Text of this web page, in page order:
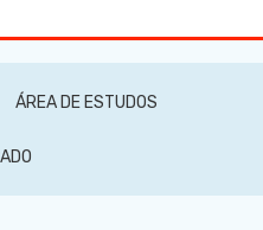
ÁREA DE ESTUDOS